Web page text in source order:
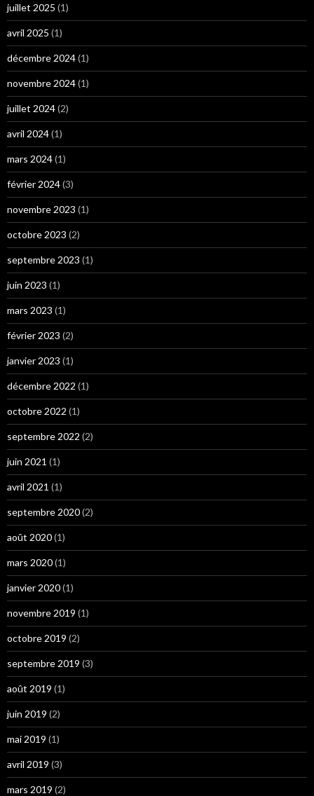
juillet 2025 (1)
avril 2025 (1)
décembre 2024(1)
novembre 2024(1)
juillet 2024(2)
avril 2024(1)
mars 2024(1)
février 2024(3)
novembre 2023 (1)
octobre 2023 (2)
septembre 2023 (1)
juin 2023 (1)
mars 2023 (1)
février 2023 (2)
janvier 2023 (1)
décembre 2022 (1)
octobre 2022 (1)
septembre 2022 (2)
juin 2021 (1)
avril 2021 (1)
septembre 2020(2)
août 2020(1)
mars 2020(1)
janvier 2020(1)
novembre 2019 (1)
octobre 2019 (2)
septembre 2019 (3)
août 2019 (1)
juin 2019 (2)
mai 2019 (1)
avril 2019 (3)
mars 2019 (2)